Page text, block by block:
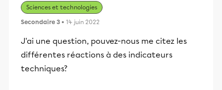
Sciences et technologies
Secondaire 3 • 14 juin 2022
J'ai une question, pouvez-nous me citez les
différentes réactions à des indicateurs
techniques?